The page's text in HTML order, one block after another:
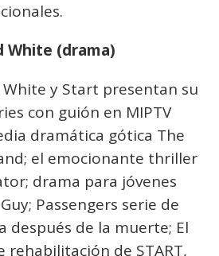
White (drama)
y Start presentan su
con guión en MIPTV
dramática gótica The
el emocionante thriller
drama para jóvenes
Passengers serie de
después de la muerte; El
rehabilitación de START,